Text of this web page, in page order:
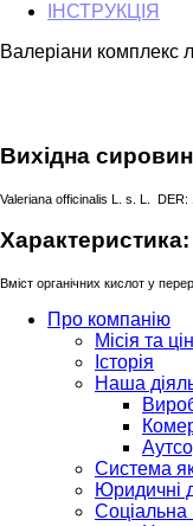
ІНСТРУКЦІЯ
Валеріани комплекс
Вихідна
Valeriana officinalis L. s. L. DER:
Характеристика:
Вміст органічних кислот у
Про компанію
Місія та
Історія
Наша
Система
Юридичні
Соціальна